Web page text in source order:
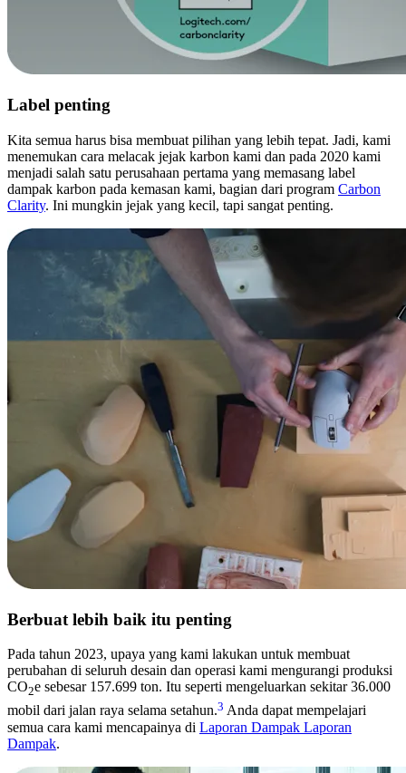
Label penting
Kita semua harus bisa membuat pilihan yang lebih tepat. Jadi, kami
menemukan cara melacak jejak karbon kami dan pada 2020 kami
menjadi salah satu perusahaan pertama yang memasang label
dampak karbon pada kemasan kami, bagian dari program Carbon
Clarity. Ini mungkin jejak yang kecil, tapi sangat penting.
Berbuat lebih baik itu penting
Pada tahun 2023, upaya yang kami lakukan untuk membuat
perubahan di seluruh desain dan operasi kami mengurangi produksi
CO2e sebesar 157.699 ton. Itu seperti mengeluarkan sekitar 36.000
mobil dari jalan raya selama setahun.3 Anda dapat mempelajari
semua cara kami mencapainya di Laporan Dampak Laporan
Dampak.